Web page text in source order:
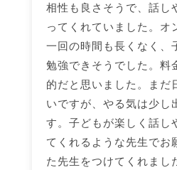
相性も良さそうで、話し
ってくれていました。オ
一回の時間も長くなく、
勉強できそうでした。料
的だと思いました。まだ
いですが、やる気は少し
す。子どもが楽しく話し
てくれるような先生でお
た先生をつけてくれまし